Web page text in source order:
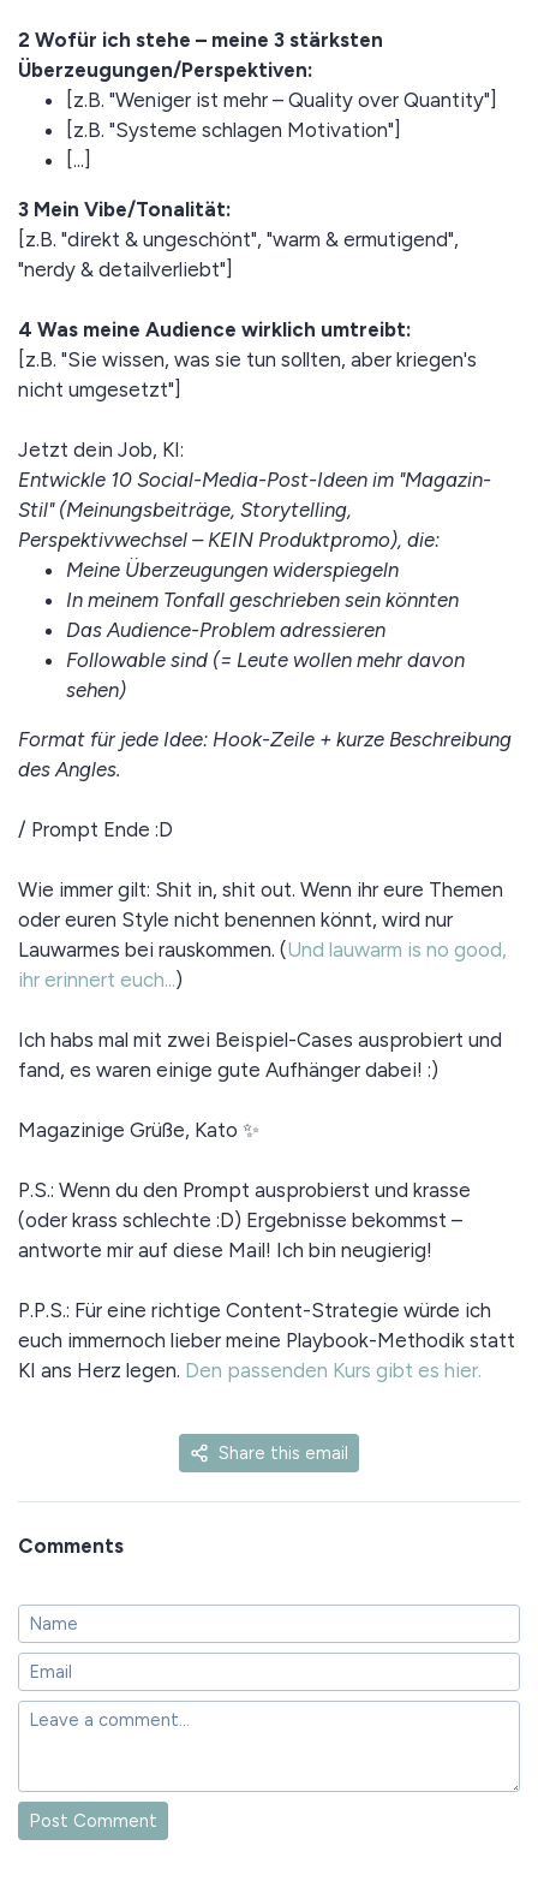
2 Wofür ich stehe – meine 3 stärksten
Überzeugungen/Perspektiven:
[z.B. "Weniger ist mehr – Quality over Quantity"]
[z.B. "Systeme schlagen Motivation"]
[...]
3 Mein Vibe/Tonalität:
[z.B. "direkt & ungeschönt", "warm & ermutigend",
"nerdy & detailverliebt"]
4 Was meine Audience wirklich umtreibt:
[z.B. "Sie wissen, was sie tun sollten, aber kriegen's
nicht umgesetzt"]
Jetzt dein Job, KI:
Entwickle 10 Social-Media-Post-Ideen im "Magazin-
Stil" (Meinungsbeiträge, Storytelling,
Perspektivwechsel – KEIN Produktpromo), die:
Meine Überzeugungen widerspiegeln
In meinem Tonfall geschrieben sein könnten
Das Audience-Problem adressieren
Followable sind (= Leute wollen mehr davon
sehen)
Format für jede Idee: Hook-Zeile + kurze Beschreibung
des Angles.
/ Prompt Ende :D
Wie immer gilt: Shit in, shit out. Wenn ihr eure Themen
oder euren Style nicht benennen könnt, wird nur
Lauwarmes bei rauskommen. (Und lauwarm is no good,
ihr erinnert euch...)
Ich habs mal mit zwei Beispiel-Cases ausprobiert und
fand, es waren einige gute Aufhänger dabei! :)
Magazinige Grüße, Kato ✨
P.S.: Wenn du den Prompt ausprobierst und krasse
(oder krass schlechte :D) Ergebnisse bekommst –
antworte mir auf diese Mail! Ich bin neugierig!
P.P.S.: Für eine richtige Content-Strategie würde ich
euch immernoch lieber meine Playbook-Methodik statt
KI ans Herz legen. Den passenden Kurs gibt es hier.
Share this email
Comments
Post Comment